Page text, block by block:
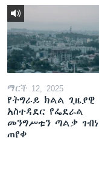
ማርች 12, 2025
የትግራይ ክልል ጊዜያዊ
አስተዳደር የፌደራል
መንግሥቱን ጣልቃ
ጠየቀ